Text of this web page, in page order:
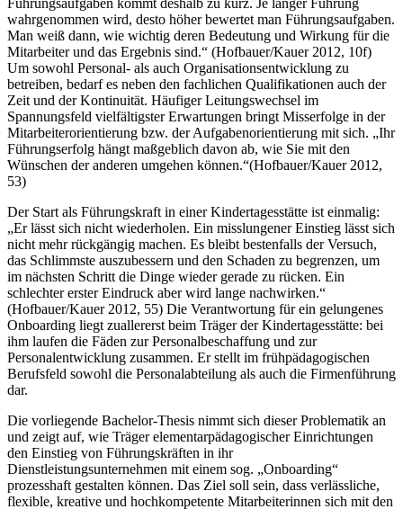
Führungsaufgaben kommt deshalb zu kurz. Je länger Führung
wahrgenommen wird, desto höher bewertet man Führungsaufgaben.
Man weiß dann, wie wichtig deren Bedeutung und Wirkung für die
Mitarbeiter und das Ergebnis sind.“ (Hofbauer/Kauer 2012, 10f)
Um sowohl Personal- als auch Organisationsentwicklung zu
betreiben, bedarf es neben den fachlichen Qualifikationen auch der
Zeit und der Kontinuität. Häufiger Leitungswechsel im
Spannungsfeld vielfältigster Erwartungen bringt Misserfolge in der
Mitarbeiterorientierung bzw. der Aufgabenorientierung mit sich. „Ihr
Führungserfolg hängt maßgeblich davon ab, wie Sie mit den
Wünschen der anderen umgehen können.“(Hofbauer/Kauer 2012,
53)
Der Start als Führungskraft in einer Kindertagesstätte ist einmalig:
„Er lässt sich nicht wiederholen. Ein misslungener Einstieg lässt sich
nicht mehr rückgängig machen. Es bleibt bestenfalls der Versuch,
das Schlimmste auszubessern und den Schaden zu begrenzen, um
im nächsten Schritt die Dinge wieder gerade zu rücken. Ein
schlechter erster Eindruck aber wird lange nachwirken.“
(Hofbauer/Kauer 2012, 55) Die Verantwortung für ein gelungenes
Onboarding liegt zuallererst beim Träger der Kindertagesstätte: bei
ihm laufen die Fäden zur Personalbeschaffung und zur
Personalentwicklung zusammen. Er stellt im frühpädagogischen
Berufsfeld sowohl die Personalabteilung als auch die Firmenführung
dar.
Die vorliegende Bachelor-Thesis nimmt sich dieser Problematik an
und zeigt auf, wie Träger elementarpädagogischer Einrichtungen
den Einstieg von Führungskräften in ihr
Dienstleistungsunternehmen mit einem sog. „Onboarding“
prozesshaft gestalten können. Das Ziel soll sein, dass verlässliche,
flexible, kreative und hochkompetente Mitarbeiterinnen sich mit den